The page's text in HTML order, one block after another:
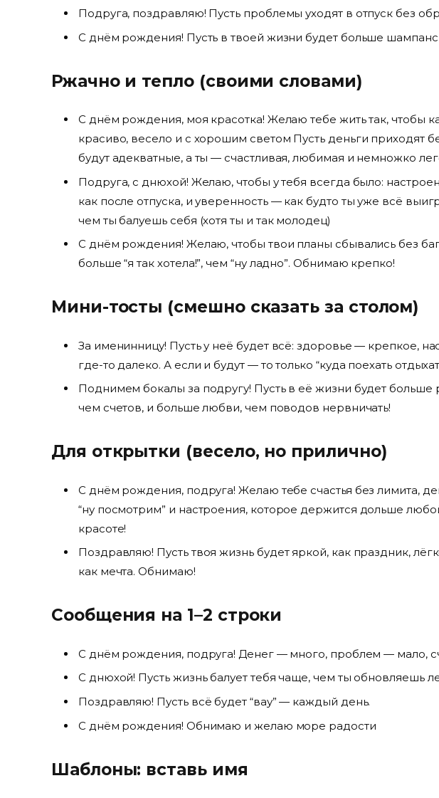
Подруга, поздравляю! Пусть проблемы уходят в отпуск без
С днём рождения! Пусть в твоей жизни будет больше
Ржачно и тепло (своими словами)
С днём рождения, моя красотка! Желаю тебе жить так, чтобы
красиво, весело и с хорошим светом Пусть деньги приходят
будут адекватные, а ты — счастливая, любимая и немножко
Подруга, с днюхой! Желаю, чтобы у тебя всегда было:
как после отпуска, и уверенность — как будто ты уже всё
чем ты балуешь себя (хотя ты и так молодец)
С днём рождения! Желаю, чтобы твои планы сбывались без
больше “я так хотела!”, чем “ну ладно”. Обнимаю крепко!
Мини-тосты (смешно сказать за столом)
За именинницу! Пусть у неё будет всё: здоровье — крепкое,
где-то далеко. А если и будут — то только “куда поехать
Поднимем бокалы за подругу! Пусть в её жизни будет больше
чем счетов, и больше любви, чем поводов нервничать!
Для открытки (весело, но прилично)
С днём рождения, подруга! Желаю тебе счастья без лимита,
“ну посмотрим” и настроения, которое держится дольше
красоте!
Поздравляю! Пусть твоя жизнь будет яркой, как праздник,
как мечта. Обнимаю!
Сообщения на 1–2 строки
С днём рождения, подруга! Денег — много, проблем — мало,
С днюхой! Пусть жизнь балует тебя чаще, чем ты обновляешь
Поздравляю! Пусть всё будет “вау” — каждый день.
С днём рождения! Обнимаю и желаю море радости
Шаблоны: вставь имя